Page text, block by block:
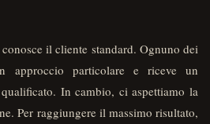
il cliente standard. Ognuno dei
approccio particolare e riceve un
In cambio, ci aspettiamo la
Per raggiungere il massimo risultato,